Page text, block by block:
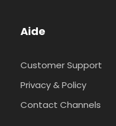
Aide
Customer Support
Privacy & Policy
Contact Channels